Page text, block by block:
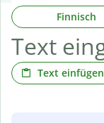
Finnisch
Text einfügen